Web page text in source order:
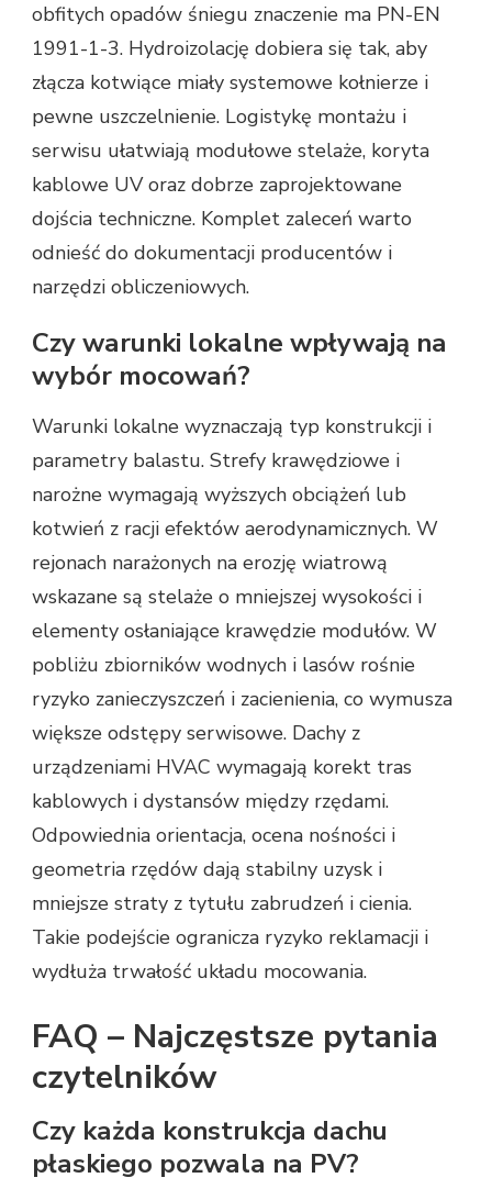
obfitych opadów śniegu znaczenie ma PN-EN
1991-1-3. Hydroizolację dobiera się tak, aby
złącza kotwiące miały systemowe kołnierze i
pewne uszczelnienie. Logistykę montażu i
serwisu ułatwiają modułowe stelaże, koryta
kablowe UV oraz dobrze zaprojektowane
dojścia techniczne. Komplet zaleceń warto
odnieść do dokumentacji producentów i
narzędzi obliczeniowych.
Czy warunki lokalne wpływają na
wybór mocowań?
Warunki lokalne wyznaczają typ konstrukcji i
parametry balastu. Strefy krawędziowe i
narożne wymagają wyższych obciążeń lub
kotwień z racji efektów aerodynamicznych. W
rejonach narażonych na erozję wiatrową
wskazane są stelaże o mniejszej wysokości i
elementy osłaniające krawędzie modułów. W
pobliżu zbiorników wodnych i lasów rośnie
ryzyko zanieczyszczeń i zacienienia, co wymusza
większe odstępy serwisowe. Dachy z
urządzeniami HVAC wymagają korekt tras
kablowych i dystansów między rzędami.
Odpowiednia orientacja, ocena nośności i
geometria rzędów dają stabilny uzysk i
mniejsze straty z tytułu zabrudzeń i cienia.
Takie podejście ogranicza ryzyko reklamacji i
wydłuża trwałość układu mocowania.
FAQ – Najczęstsze pytania
czytelników
Czy każda konstrukcja dachu
płaskiego pozwala na PV?